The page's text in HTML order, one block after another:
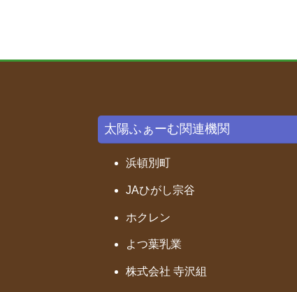
太陽ふぁーむ関連機関
浜頓別町
JAひがし宗谷
ホクレン
よつ葉乳業
株式会社 寺沢組